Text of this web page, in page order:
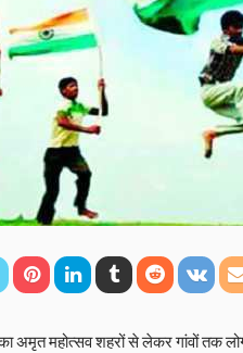
महोत्सव शहरों से लेकर गांवों तक